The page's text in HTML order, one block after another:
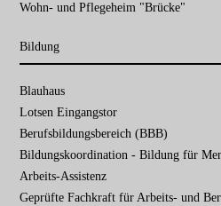
Wohn- und Pflegeheim "Brücke"
Bildung
Navigation
überspringen
Blauhaus
Lotsen Eingangstor
Berufsbildungsbereich (BBB)
Bildungskoordination - Bildung für
Arbeits-Assistenz
Geprüfte Fachkraft für Arbeits- und